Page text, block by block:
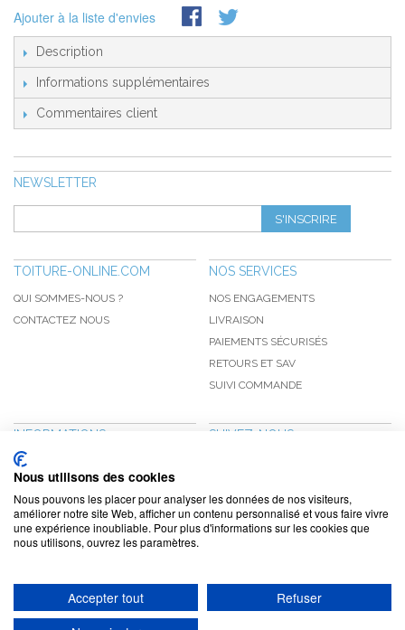
Ajouter à la liste d'envies
Description
Informations supplémentaires
Commentaires client
NEWSLETTER
S'INSCRIRE
TOITURE-ONLINE.COM
QUI SOMMES-NOUS ?
CONTACTEZ NOUS
NOS SERVICES
NOS ENGAGEMENTS
LIVRAISON
PAIEMENTS SÉCURISÉS
RETOURS ET SAV
SUIVI COMMANDE
INFORMATIONS
NOUVEAUTÉS
PROMOTIONS
CGV
CONFIDENTIALITÉ
MENTIONS LÉGALES
SUIVEZ-NOUS
NOTRE BLOG
www.toiture-online.com © 2010-2026 / Agymat SARL
Nous utilisons des cookies
Nous pouvons les placer pour analyser les données de nos visiteurs,
améliorer notre site Web, afficher un contenu personnalisé et vous faire vivre
une expérience inoubliable. Pour plus d'informations sur les cookies que
nous utilisons, ouvrez les paramètres.
Accepter tout
Refuser